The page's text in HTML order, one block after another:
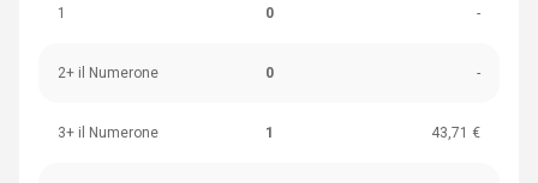
1 0 -
2+ il Numerone 0 -
3+ il Numerone 1 43,71 €